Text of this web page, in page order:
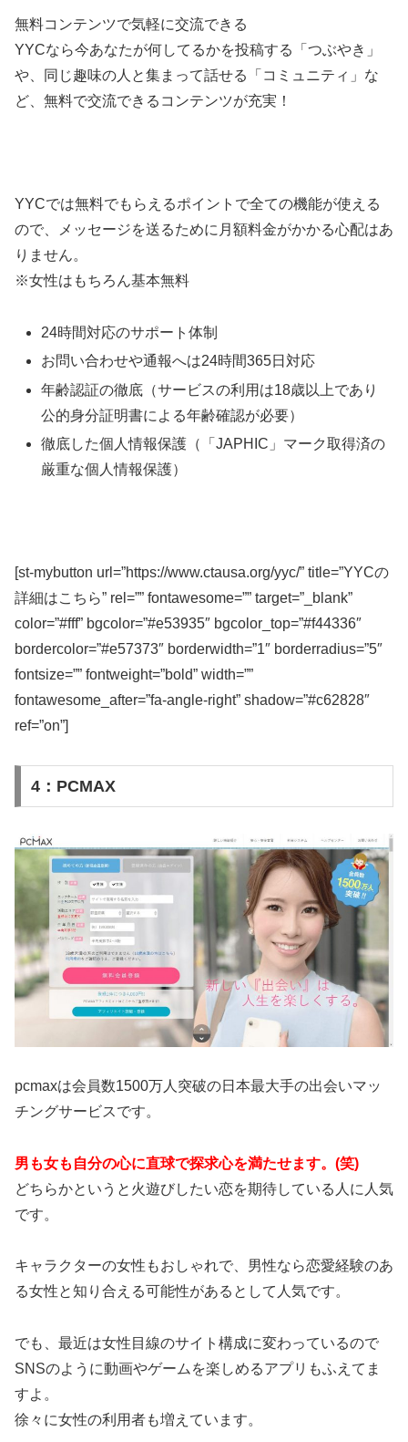
無料コンテンツで気軽に交流できる
YYCなら今あなたが何してるかを投稿する「つぶやき」
や、同じ趣味の人と集まって話せる「コミュニティ」な
ど、無料で交流できるコンテンツが充実！
YYCでは無料でもらえるポイントで全ての機能が使える
ので、メッセージを送るために月額料金がかかる心配はあ
りません。
※女性はもちろん基本無料
24時間対応のサポート体制
お問い合わせや通報へは24時間365日対応
年齢認証の徹底（サービスの利用は18歳以上であり
公的身分証明書による年齢確認が必要）
徹底した個人情報保護（「JAPHIC」マーク取得済の
厳重な個人情報保護）
[st-mybutton url=”https://www.ctausa.org/yyc/” title=”YYCの
詳細はこちら” rel=”” fontawesome=”” target=”_blank”
color=”#fff” bgcolor=”#e53935″ bgcolor_top=”#f44336″
bordercolor=”#e57373″ borderwidth=”1″ borderradius=”5″
fontsize=”” fontweight=”bold” width=””
fontawesome_after=”fa-angle-right” shadow=”#c62828″
ref=”on”]
4：PCMAX
pcmaxは会員数1500万人突破の日本最大手の出会いマッ
チングサービスです。
男も女も自分の心に直球で探求心を満たせます。(笑)
どちらかというと火遊びしたい恋を期待している人に人気
です。
キャラクターの女性もおしゃれで、男性なら恋愛経験のあ
る女性と知り合える可能性があるとして人気です。
でも、最近は女性目線のサイト構成に変わっているので
SNSのように動画やゲームを楽しめるアプリもふえてま
すよ。
徐々に女性の利用者も増えています。